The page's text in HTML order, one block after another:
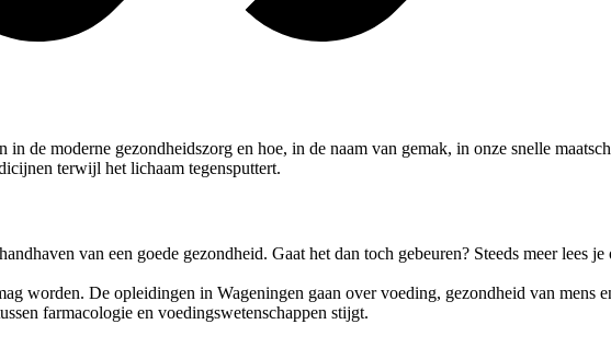
de moderne gezondheidszorg en hoe, in de naam van gemak, in onze snelle
terwijl het lichaam tegensputtert.
van een goede gezondheid. Gaat het dan toch gebeuren? Steeds meer lees
worden. De opleidingen in Wageningen gaan over voeding, gezondheid van mens
farmacologie en voedingswetenschappen stijgt.